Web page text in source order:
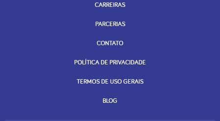
CARREIRAS
PARCERIAS
CONTATO
POLÍTICA DE PRIVACIDADE
TERMOS DE USO GERAIS
BLOG